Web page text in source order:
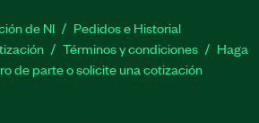
de NI
Pedidos e Historial
Términos y condiciones
Haga
de parte o solicite una cotización